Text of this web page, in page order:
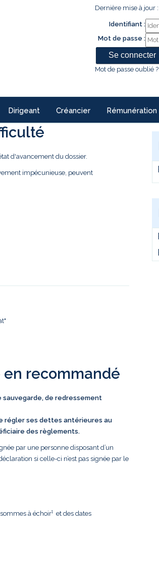
Dernière mise à
Identifiant :
Mot de passe :
Mot de passe oublié ?
Dirigeant Créancier Rémunération
d'avancement du dossier.
impécunieuse, peuvent
recommandé
sauvegarde, de redressement
régler ses dettes antérieures au
des règlements.
par une personne disposant d’un
si celle-ci n’est pas signée par le
à échoir¹ et des dates